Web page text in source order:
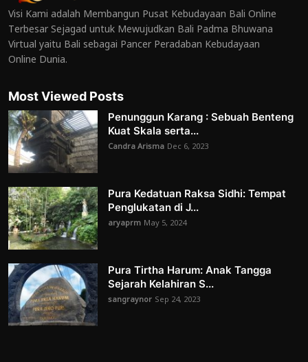
Visi Kami adalah Membangun Pusat Kebudayaan Bali Online
Terbesar Sejagad untuk Mewujudkan Bali Padma Bhuwana
Virtual yaitu Bali sebagai Pancer Peradaban Kebudayaan
Online Dunia.
Most Viewed Posts
Penunggun Karang : Sebuah Benteng
Kuat Skala serta...
Candra Arisma Dec 6, 2023
Pura Kedatuan Raksa Sidhi: Tempat
Penglukatan di J...
aryaprm May 5, 2024
Pura Tirtha Harum: Anak Tangga
Sejarah Kelahiran S...
sangraynor Sep 24, 2023